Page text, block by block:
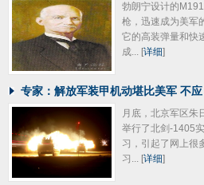
勃朗宁设计的
枪，迅速成为美军
它的高装弹量和快
成... [详细]
专家：解放军装甲机动堪比美军 不应
月底，北京军区朱
举行了北剑-1405
习，引起了网上很
习... [详细]